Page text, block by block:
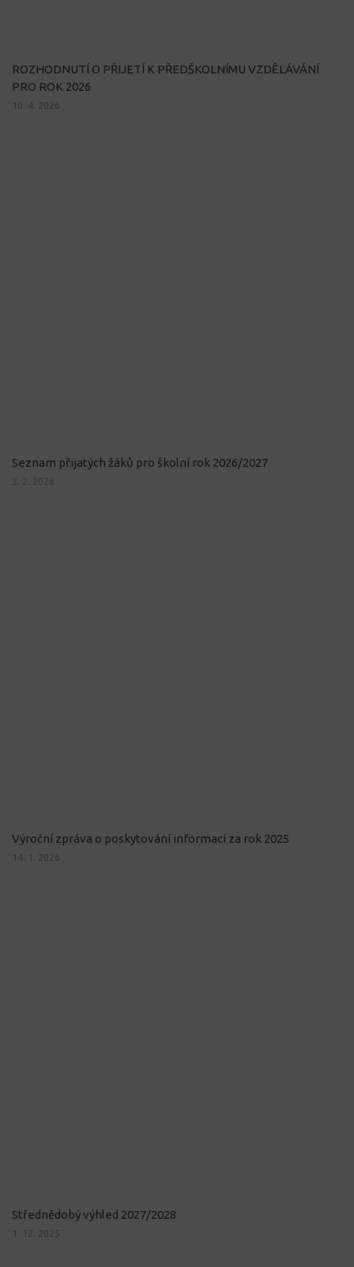
ROZHODNUTÍ O PŘIJETÍ K PŘEDŠKOLNÍMU VZDĚLÁVÁNÍ
PRO ROK 2026
10. 4. 2026
Seznam přijatých žáků pro školní rok 2026/2027
5. 2. 2026
Výroční zpráva o poskytování informací za rok 2025
14. 1. 2026
Střednědobý výhled 2027/2028
1. 12. 2025